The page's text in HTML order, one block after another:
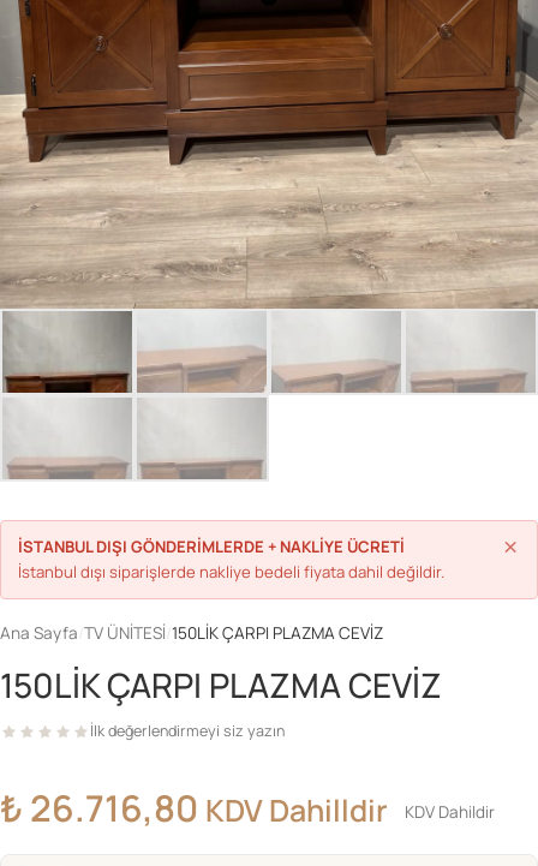
Parolanızı mı unuttunuz?
Hesap Oluştur
İSTANBUL DIŞI GÖNDERİMLERDE + NAKLİYE ÜCRETİ
İstanbul dışı siparişlerde nakliye bedeli fiyata dahil değildir.
×
Ana Sayfa TV ÜNİTESİ 150LİK ÇARPI PLAZMA CEVİZ
150LİK ÇARPI PLAZMA CEVİZ
İlk değerlendirmeyi siz yazın
₺26.716,80 KDV Dahilldir KDV Dahildir